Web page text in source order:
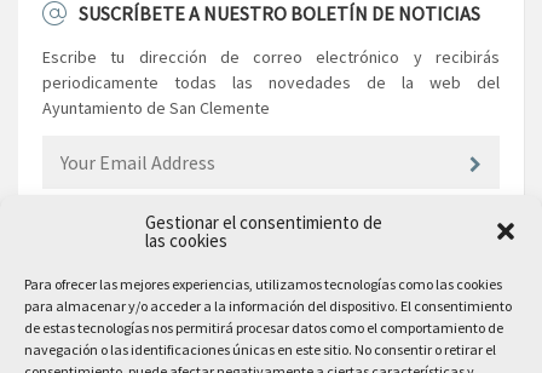
Gestionar el consentimiento de
las cookies
Para ofrecer las mejores experiencias, utilizamos tecnologías como las cookies
para almacenar y/o acceder a la información del dispositivo. El consentimiento
de estas tecnologías nos permitirá procesar datos como el comportamiento de
navegación o las identificaciones únicas en este sitio. No consentir o retirar el
SUSCRÍBETE A NUESTRO BOLETÍN DE NOTICIAS
Escribe tu dirección de correo electrónico y recibirás
periodicamente todas las novedades de la web del
Ayuntamiento de San Clemente
EL AYUNTAMIENTO
Plaza Mayor, 10
San Clemente, 16600, Cuenca